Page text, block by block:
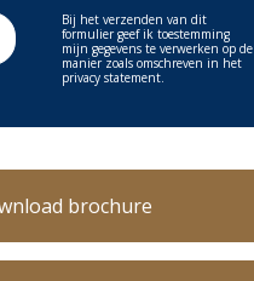
Bij het verzenden van dit
formulier geef ik toestemming
mijn gegevens te verwerken op de
manier zoals omschreven in het
privacy statement.
brochure